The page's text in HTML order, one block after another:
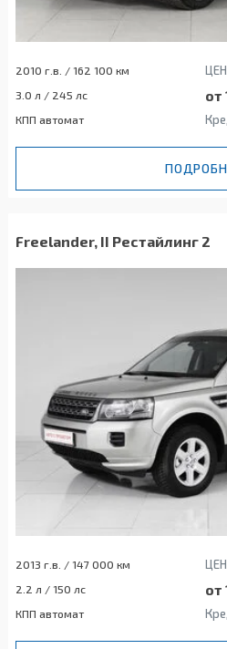
2010 г.в. / 162 100 км
3.0 л / 245 лс от
КПП автомат
Freelander, II Рестайлинг 2
2013 г.в. / 147 000 км
2.2 л / 150 лс от
КПП автомат